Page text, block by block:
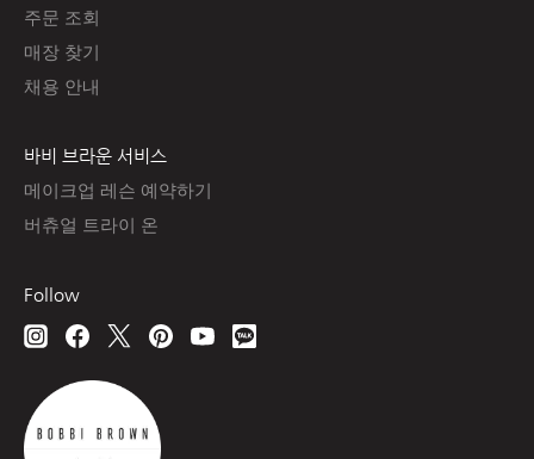
주문 조회
매장 찾기
채용 안내
바비 브라운 서비스
메이크업 레슨 예약하기
버츄얼 트라이 온
Follow